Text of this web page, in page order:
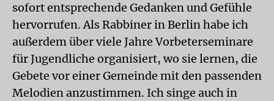
sofort entsprechende Gedanken und Gefühle
hervorrufen. Als Rabbiner in Berlin habe ich
außerdem über viele Jahre Vorbeterseminare
für Jugendliche organisiert, wo sie lernen, die
Gebete vor einer Gemeinde mit den passenden
Melodien anzustimmen. Ich singe auch in